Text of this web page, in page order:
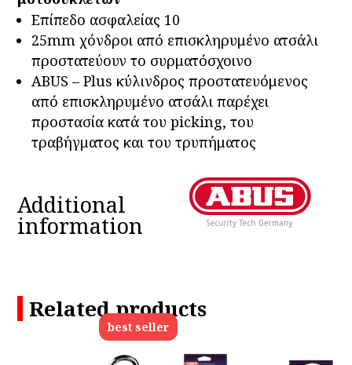
Επίπεδο ασφαλείας 10
25mm χόνδροι από επισκληρυμένο ατσάλι
προστατεύουν το συρματόσχοινο
ABUS – Plus κύλινδρος προστατευόμενος
από επισκληρυμένο ατσάλι παρέχει
προστασία κατά του picking, του
τραβήγματος και του τρυπήματος
Additional
information
Related products
best seller